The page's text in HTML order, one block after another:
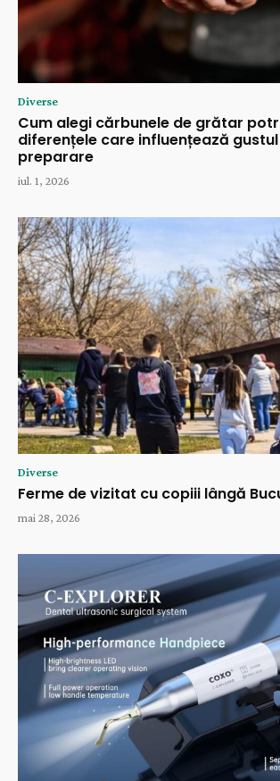
Diverse
Cum alegi cărbunele de grătar
diferențele care influențează
preparare
iul. 1, 2026
Diverse
Ferme de vizitat cu copiii lângă
mai 28, 2026